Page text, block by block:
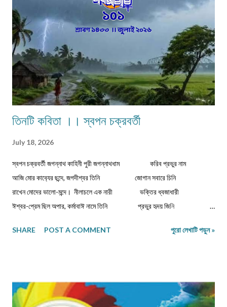
জন্য'। ২) বানানের দিকে বিশেষ নজর দেবেন। ৩) য...
তিনটি কবিতা ।। স্বপন চক্রবর্তী
July 18, 2026
স্বপন চক্রবর্তী জগন্নাথ কাহিনী পুরী জগন্নাথধাম করিব প্রভুর নাম
আজি মোর কাব‍্যের ছন্দে, জগদীশ্বর তিনি জোগান সবারে চিনি
রাখেন মোদের ভালো-মন্দে। নীলাচলে এক নারী ভক্তির ধ্বজাধারী
ঈশ্বর-প্রেম ছিল অপার, কর্মাবাঈ নামে তিনি প্রভুর হৃদয় জিনি
SHARE
POST A COMMENT পুরো লেখাটি পড়ুন »